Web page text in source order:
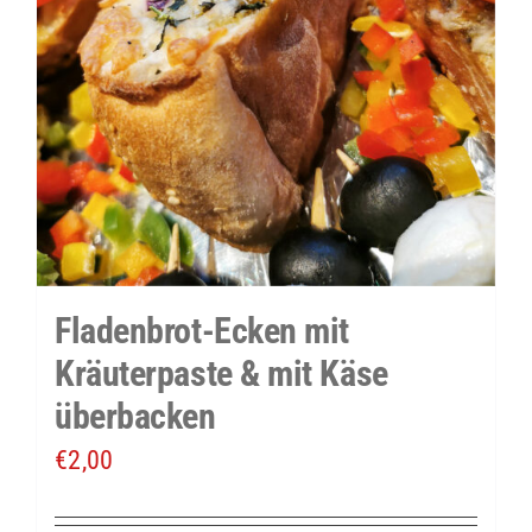
Fladenbrot-Ecken mit
Kräuterpaste & mit Käse
überbacken
€2,00